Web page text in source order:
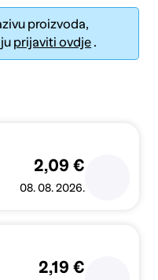
proizvoda,
prijaviti ovdje .
2,09 €
08. 08. 2026.
2,19 €